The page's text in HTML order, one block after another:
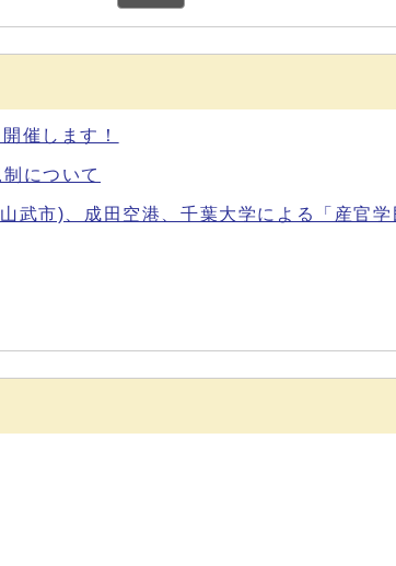
催します！
について
武市)、成田空港、千葉大学による「産官